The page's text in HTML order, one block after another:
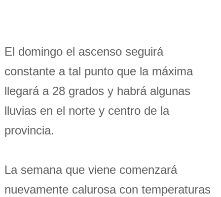
El domingo el ascenso seguirá
constante a tal punto que la máxima
llegará a 28 grados y habrá algunas
lluvias en el norte y centro de la
provincia.
La semana que viene comenzará
nuevamente calurosa con temperaturas